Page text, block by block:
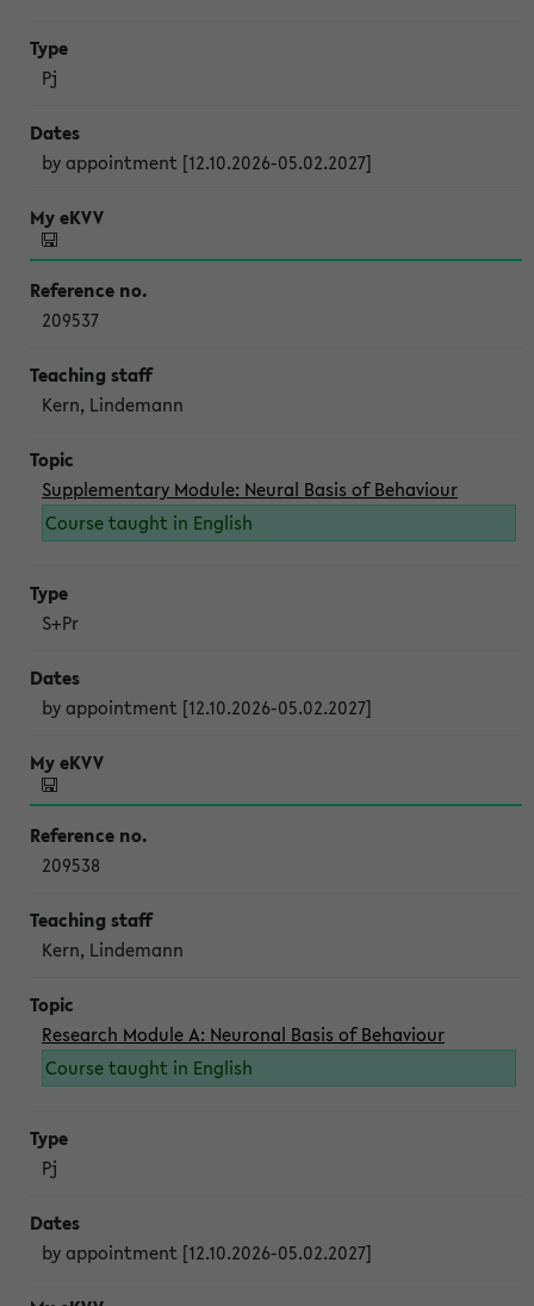
Pj
by appointment [12.10.2026-05.02.2027]
209537
Kern, Lindemann
Supplementary Module: Neural Basis of Behaviour
Course taught in English
S+Pr
by appointment [12.10.2026-05.02.2027]
209538
Kern, Lindemann
Research Module A: Neuronal Basis of Behaviour
Course taught in English
Pj
by appointment [12.10.2026-05.02.2027]